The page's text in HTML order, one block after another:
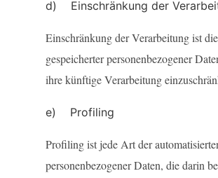
d) Einschränkung der
Einschränkung der Verarbeitung ist
gespeicherter personenbezogener
ihre künftige Verarbeitung
e) Profiling
Profiling ist jede Art der
personenbezogener Daten, die darin